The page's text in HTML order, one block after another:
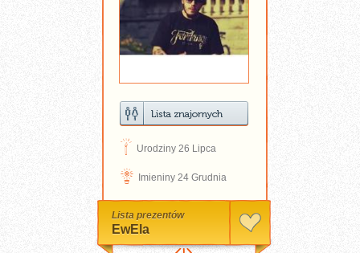
D Urodziny 26 Lipca
N Imieniny 24 Grudnia
Lista prezentów
EwEla